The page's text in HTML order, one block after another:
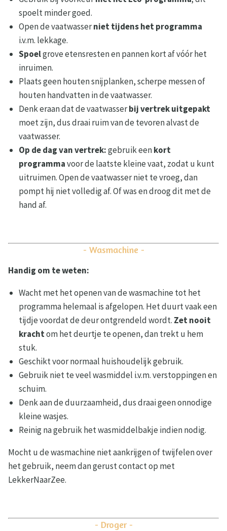
spoelt minder goed.
Open de vaatwasserniet tijdens het programma
i.v.m. lekkage.
Spoelgrove etensresten en pannen kort af vóór het
inruimen.
Plaats geen houten snijplanken, scherpe messen of
houten handvatten in de vaatwasser.
Denk eraan dat de vaatwasserbij vertrek uitgepakt
moet zijn, dus draai ruim van de tevoren alvast de
vaatwasser.
Op de dag van vertrek:gebruik eenkort
programmavoor de laatste kleine vaat, zodat u kunt
uitruimen. Open de vaatwasser niet te vroeg, dan
pompt hij niet volledig af. Of was en droog dit met de
hand af.
- Wasmachine -
Handig om te weten:
Wacht met het openen van de wasmachine tot het
programma helemaal is afgelopen. Het duurt vaak een
tijdje voordat de deur ontgrendeld wordt. Zet nooit
krachtom het deurtje te openen, dan trekt u hem
stuk.
Geschikt voor normaal huishoudelijk gebruik.
Gebruik niet te veel wasmiddel i.v.m. verstoppingen en
schuim.
Denk aan de duurzaamheid, dus draai geen onnodige
kleine wasjes.
Reinig na gebruik het wasmiddelbakje indien nodig.
Mocht u de wasmachine niet aankrijgen of twijfelen over
het gebruik, neem dan gerust contact op met
LekkerNaarZee.
- Droger -